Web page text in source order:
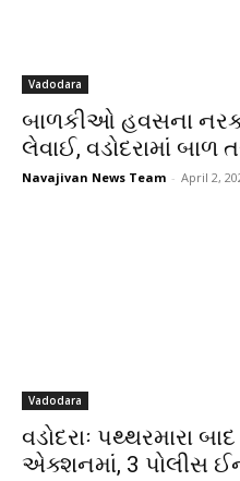
Vadodara
બાળકીઓ હવસના
લેવાઈ, વડોદરામાં બાળ
Navajivan News Team - April 2,
Vadodara
વડોદરાઃ પથ્થરમારા
એક્શનમાં, 3 પોલીસ